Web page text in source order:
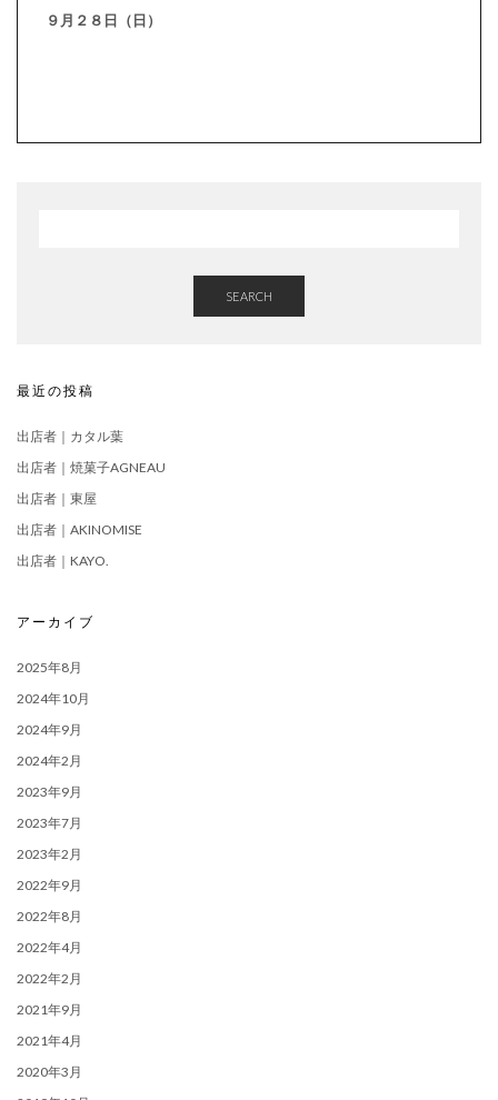
９月２８日（日）
SEARCH
最近の投稿
出店者｜カタル葉
出店者｜焼菓子AGNEAU
出店者｜東屋
出店者｜AKINOMISE
出店者｜KAYO.
アーカイブ
2025年8月
2024年10月
2024年9月
2024年2月
2023年9月
2023年7月
2023年2月
2022年9月
2022年8月
2022年4月
2022年2月
2021年9月
2021年4月
2020年3月